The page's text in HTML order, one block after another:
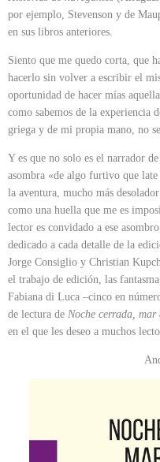
por ejemplo, Stevenson y de
en sus libros anteriores.
Siento que me quedo corta, que
hacerlo sin volver a escribir el
oportunidad de hacer mías
como sabemos de la experiencia
griega y de mi propia mano, no
Y es que no solo es el narrador
asombra «de algo furtivo que late
la aventura, mucho más
como una huella que me es
lector es convidado a ese
dedicado a cada detalle de la
Jorge Consiglio y Christian
el trabajo de edición, las
Fabiana di Luca –cinco en
de lectura de Noche cerrada, mar
en el que les deseo a muchos